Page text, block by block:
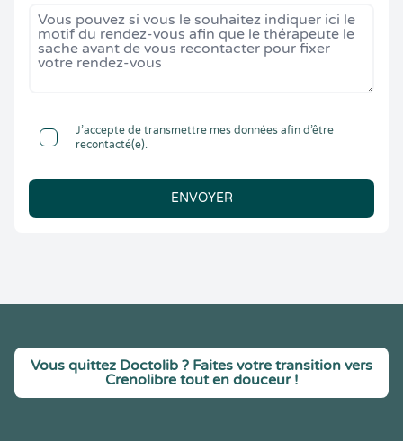
J’accepte de transmettre mes données afin d’être
recontacté(e).
ENVOYER
Vous quittez Doctolib ? Faites votre transition vers
Crenolibre tout en douceur !